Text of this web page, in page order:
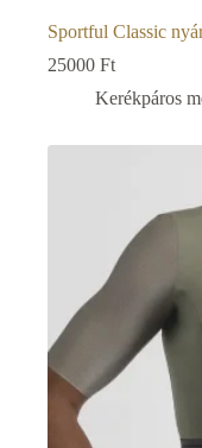
Sportful Classic
25000 Ft
Kerékpáros